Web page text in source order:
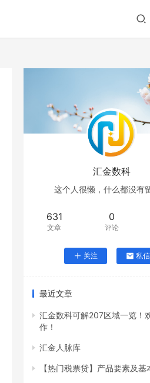
汇金数科
这个人很懒，什么都没有
631
文章
0
评论
关注 私信
最近文章
汇金数科可解207区域一览！
作！
汇金人脉库
【热门税票贷】产品要素及